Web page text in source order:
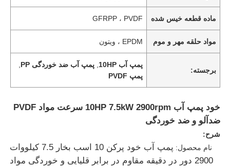
ماده قطعه خیس شده GFRPP ، PVDF
مواد حلقه مهر و موم EPDM ، ویتون
برجسته:
پمپ آب 10HP ,پمپ آب ضد خوردگی PP
پمپ PVDF
خود پمپ آب 10HP 7.5kW 2900rpm سرعت مواد PVDF
ضدآلو و ضد خوردگی
شرح:
نام محصول:
پمپ آب خود پرکن 10 اسب بخار 7.5 کیلووات
2900 دور در دقیقه مقاوم در برابر قلیایی و خوردگی مواد